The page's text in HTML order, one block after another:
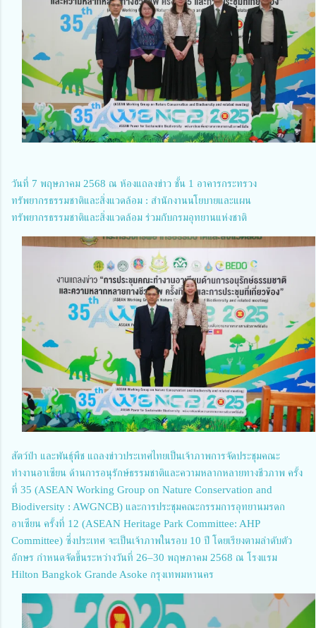
วันที่ 7 พฤษภาคม 2568 ณ ห้องแถลงข่าว ชั้น 1 อาคารกระทรวง
ทรัพยากรธรรมชาติและสิ่งแวดล้อม : สำนักงานนโยบายและแผน
ทรัพยากรธรรมชาติและสิ่งแวดล้อม ร่วมกับกรมอุทยานแห่งชาติ
สัตว์ป่า และพันธุ์พืช แถลงข่าวประเทศไทยเป็นเจ้าภาพการจัดประชุมคณะ
ทำงานอาเซียน ด้านการอนุรักษ์ธรรมชาติและความหลากหลายทางชีวภาพ ครั้ง
ที่ 35 (ASEAN Working Group on Nature Conservation and
Biodiversity : AWGNCB) และการประชุมคณะกรรมการอุทยานมรดก
อาเซียน ครั้งที่ 12 (ASEAN Heritage Park Committee: AHP
Committee) ซึ่งประเทศ จะเป็นเจ้าภาพในรอบ 10 ปี โดยเรียงตามลำดับตัว
อักษร กำหนดจัดขึ้นระหว่างวันที่ 26–30 พฤษภาคม 2568 ณ โรงแรม
Hilton Bangkok Grande Asoke กรุงเทพมหานคร